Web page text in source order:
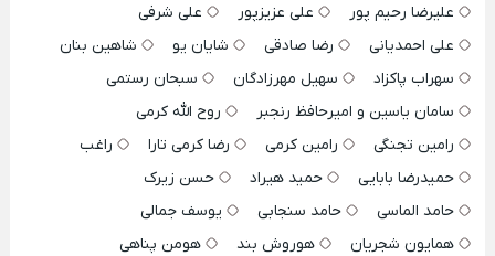
علیرضا رحیم پور
علی عزیزپور
علی شرفی
علی احمدیانی
رضا صادقی شایان یو
شاهین بنان
سهراب پاکزاد
سهیل مهرزادگان
سبحان رستمی
سامان یاسین و امیرحافظ رنجبر
روح الله کرمی
رامین تجنگی
رامین کرمی رضا کرمی تارا
راغب
حمیدرضا بابایی
حمید هیراد
حسن زیرک
حامد الماسی
حامد سنجابی
یوسف جمالی
همایون شجریان
هوروش بند
هومن پناهی